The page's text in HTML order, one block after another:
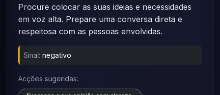
Procure colocar as suas ideias e necessidades
em voz alta. Prepare uma conversa direta e
respeitosa com as pessoas envolvidas.
Sinal: negativo
Acções sugeridas: